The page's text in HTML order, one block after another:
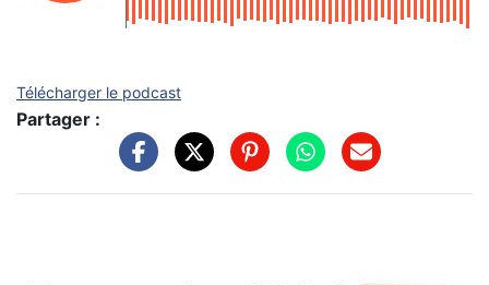
Télécharger le podcast
Partager :